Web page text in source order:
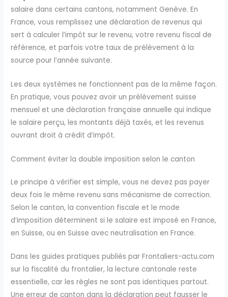
salaire dans certains cantons, notamment Genève. En
France, vous remplissez une déclaration de revenus qui
sert à calculer l’impôt sur le revenu, votre revenu fiscal de
référence, et parfois votre taux de prélèvement à la
source pour l’année suivante.
Les deux systèmes ne fonctionnent pas de la même façon.
En pratique, vous pouvez avoir un prélèvement suisse
mensuel et une déclaration française annuelle qui indique
le salaire perçu, les montants déjà taxés, et les revenus
ouvrant droit à crédit d’impôt.
Comment éviter la double imposition selon le canton
Le principe à vérifier est simple, vous ne devez pas payer
deux fois le même revenu sans mécanisme de correction.
Selon le canton, la convention fiscale et le mode
d’imposition déterminent si le salaire est imposé en France,
en Suisse, ou en Suisse avec neutralisation en France.
Dans les guides pratiques publiés par Frontaliers-actu.com
sur la fiscalité du frontalier, la lecture cantonale reste
essentielle, car les règles ne sont pas identiques partout.
Une erreur de canton dans la déclaration peut fausser le